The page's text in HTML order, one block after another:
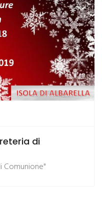
di
Comunione"